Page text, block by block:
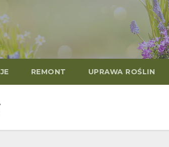
REMONT UPRAWA ROŚLIN